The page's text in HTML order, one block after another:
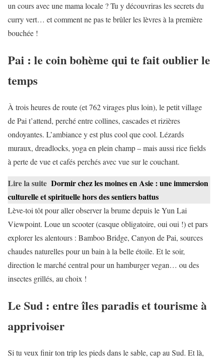
un cours avec une mama locale ? Tu y découvriras les secrets du
curry vert… et comment ne pas te brûler les lèvres à la première
bouchée !
Pai : le coin bohème qui te fait oublier le
temps
À trois heures de route (et 762 virages plus loin), le petit village
de Pai t’attend, perché entre collines, cascades et rizières
ondoyantes. L’ambiance y est plus cool que cool. Lézards
muraux, dreadlocks, yoga en plein champ – mais aussi rice fields
à perte de vue et cafés perchés avec vue sur le couchant.
Lire la suite Dormir chez les moines en Asie : une immersion
culturelle et spirituelle hors des sentiers battus
Lève-toi tôt pour aller observer la brume depuis le Yun Lai
Viewpoint. Loue un scooter (casque obligatoire, oui oui !) et pars
explorer les alentours : Bamboo Bridge, Canyon de Pai, sources
chaudes naturelles pour un bain à la belle étoile. Et le soir,
direction le marché central pour un hamburger vegan… ou des
insectes grillés, au choix !
Le Sud : entre îles paradis et tourisme à
apprivoiser
Si tu veux finir ton trip les pieds dans le sable, cap au Sud. Et là,